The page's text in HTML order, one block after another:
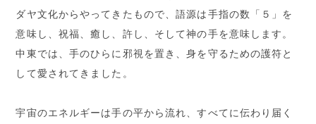
ダヤ文化からやってきたもので、語源は手指の数「５」を
意味し、祝福、癒し、許し、そして神の手を意味します。
中東では、手のひらに邪視を置き、身を守るための護符と
して愛されてきました。
宇宙のエネルギーは手の平から流れ、すべてに伝わり届く